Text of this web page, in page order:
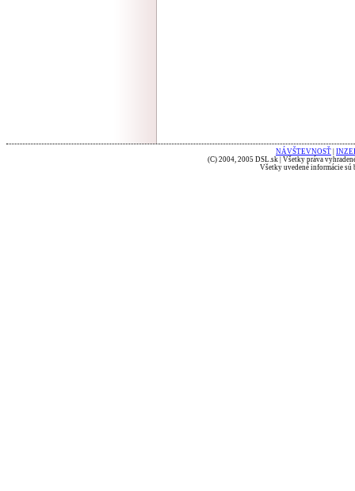
NÁVŠTEVNOSŤ
(C) 2004, 2005 DSL.sk | Všetky práva
Všetky uvedené informácie sú